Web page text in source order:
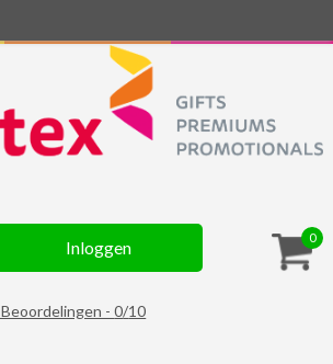
0
Inloggen
Beoordelingen -0/10